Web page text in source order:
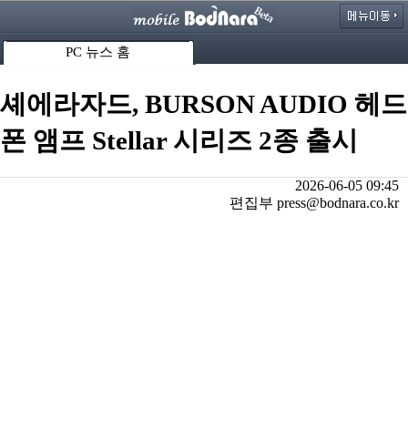
PC 뉴스 홈
셰에라자드, BURSON AUDIO 헤드
폰 앰프 Stellar 시리즈 2종 출시
2026-06-05 09:45
편집부 press@bodnara.co.kr